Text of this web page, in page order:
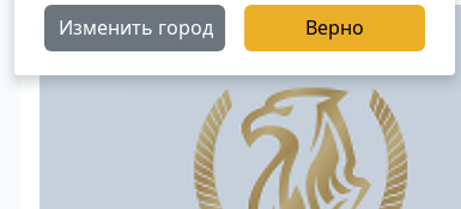
Изменить город Верно